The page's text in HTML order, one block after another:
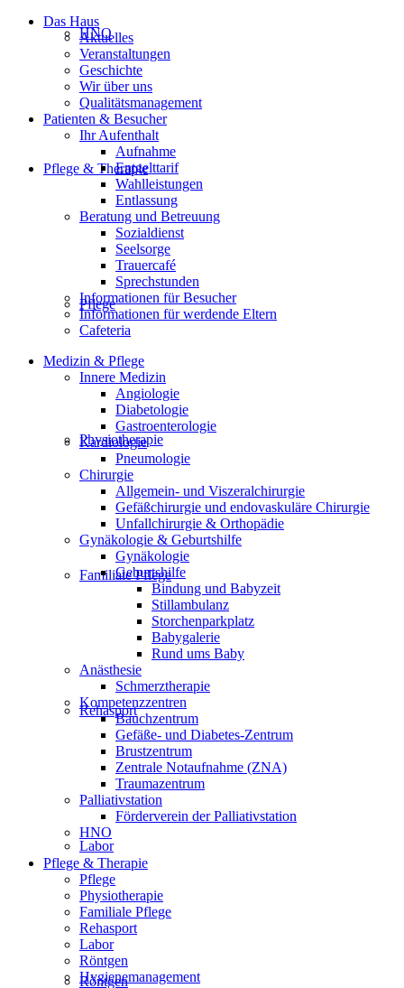
HNO
Pflege & Therapie
Pflege
Physiotherapie
Familiale Pflege
Rehasport
Labor
Röntgen
Das Haus
Aktuelles
Veranstaltungen
Geschichte
Wir über uns
Qualitätsmanagement
Patienten & Besucher
Ihr Aufenthalt
Aufnahme
Entgelttarif
Wahlleistungen
Entlassung
Beratung und Betreuung
Sozialdienst
Seelsorge
Trauercafé
Sprechstunden
Informationen für Besucher
Informationen für werdende Eltern
Cafeteria
Medizin & Pflege
Innere Medizin
Angiologie
Diabetologie
Gastroenterologie
Kardiologie
Pneumologie
Chirurgie
Allgemein- und Viszeralchirurgie
Gefäßchirurgie und endovaskuläre Chirurgie
Unfallchirurgie & Orthopädie
Gynäkologie & Geburtshilfe
Gynäkologie
Geburtshilfe
Bindung und Babyzeit
Stillambulanz
Storchenparkplatz
Babygalerie
Rund ums Baby
Anästhesie
Schmerztherapie
Kompetenzzentren
Bauchzentrum
Gefäße- und Diabetes-Zentrum
Brustzentrum
Zentrale Notaufnahme (ZNA)
Traumazentrum
Palliativstation
Förderverein der Palliativstation
HNO
Pflege & Therapie
Pflege
Physiotherapie
Familiale Pflege
Rehasport
Labor
Röntgen
Hygienemanagement